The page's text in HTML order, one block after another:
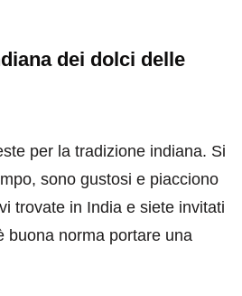
dei dolci delle
per la tradizione indiana. Si
sono gustosi e piacciono
trovate in India e siete invitati
buona norma portare una